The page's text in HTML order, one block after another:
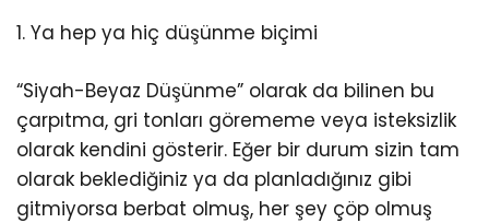
1. Ya hep ya hiç düşünme biçimi
“Siyah-Beyaz Düşünme” olarak da bilinen bu
çarpıtma, gri tonları görememe veya isteksizlik
olarak kendini gösterir. Eğer bir durum sizin tam
olarak beklediğiniz ya da planladığınız gibi
gitmiyorsa berbat olmuş, her şey çöp olmuş